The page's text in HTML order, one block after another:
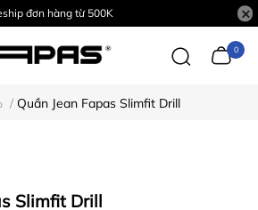
đơn hàng từ 500K
0
/ Quần Jean Fapas Slimfit Drill
Slimfit Drill